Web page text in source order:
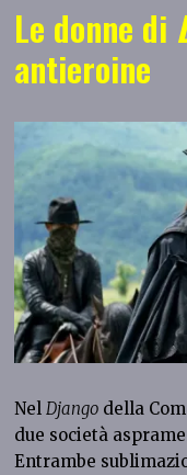
Le donne di
antieroine
Nel Django della
due società
Entrambe